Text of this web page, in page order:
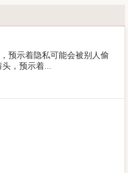
预示着隐私可能会被别人偷
，预示着...